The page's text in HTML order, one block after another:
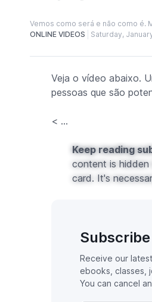
Vemos como será e não como é.
ONLINE VIDEOS
Saturday,
Veja o vídeo abaixo.
pessoas que são
< ...
Keep reading
content is
card. It's
Receive our
ebooks, classes,
You can cancel